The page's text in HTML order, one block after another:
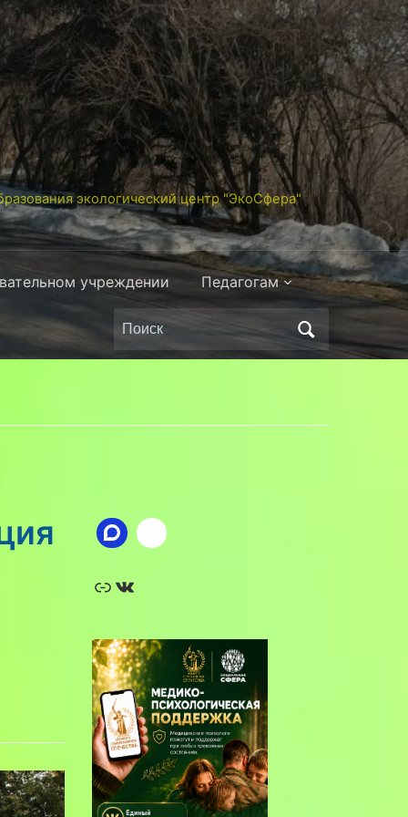
экологический центр "ЭкоСфера"
учреждении Педагогам
Поиск
по:
Ссылка